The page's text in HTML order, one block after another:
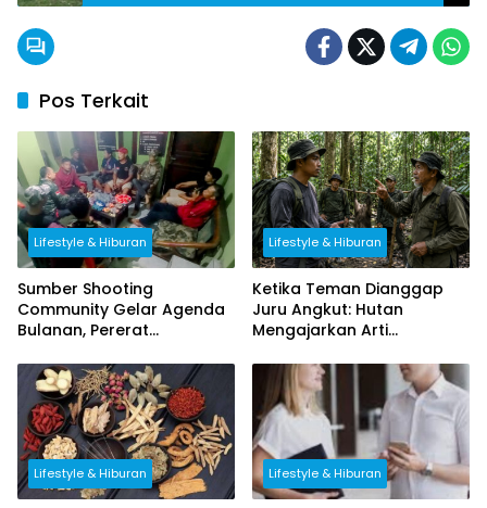
Pos Terkait
Lifestyle & Hiburan
Sumber Shooting
Community Gelar Agenda
Bulanan, Pererat
Lifestyle & Hiburan
Ketika Teman Dianggap
Juru Angkut: Hutan
Mengajarkan Arti
Lifestyle & Hiburan Lifestyle & Hiburan